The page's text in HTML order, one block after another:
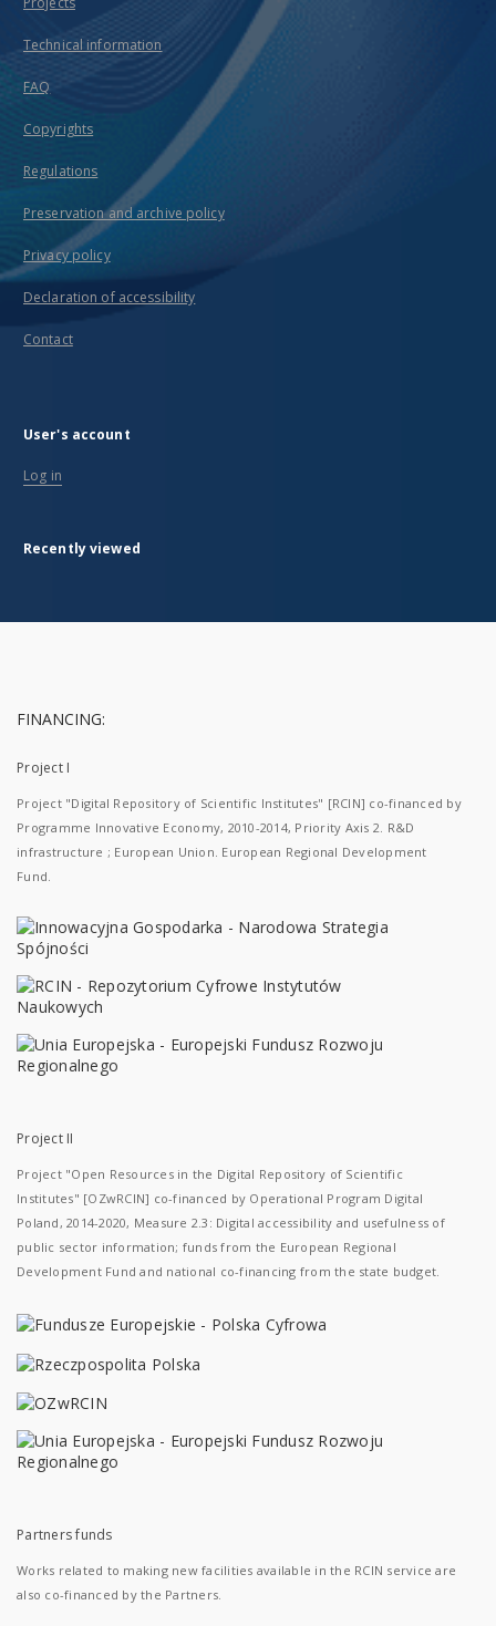
Technical information
FAQ
Copyrights
Regulations
Preservation and archive policy
Privacy policy
Declaration of accessibility
Contact
User's account
Log in
Recently viewed
FINANCING:
Project I
Project "Digital Repository of Scientific Institutes" [RCIN] co-financed by
Programme Innovative Economy, 2010-2014, Priority Axis 2. R&D
infrastructure ; European Union. European Regional Development
Fund.
Project II
Project "Open Resources in the Digital Repository of Scientific
Institutes" [OZwRCIN] co-financed by Operational Program Digital
Poland, 2014-2020, Measure 2.3: Digital accessibility and usefulness of
public sector information; funds from the European Regional
Development Fund and national co-financing from the state budget.
Partners funds
Works related to making new facilities available in the RCIN service are
also co-financed by the Partners.